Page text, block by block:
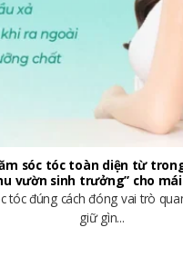
sóc tóc toàn diện từ
vườn sinh trưởng” cho
tóc đúng cách đóng vai trò
giữ gìn...